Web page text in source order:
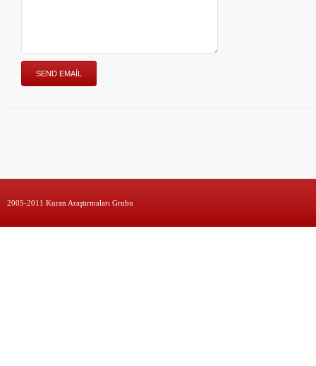
2005-2011 Kuran Araştırmaları Grubu